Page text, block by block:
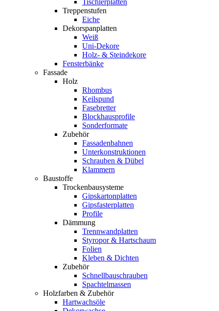
Treppenstufen
Eiche
Dekorspanplatten
Weiß
Uni-Dekore
Holz- & Steindekore
Fensterbänke
Fassade
Holz
Rhombus
Keilspund
Fasebretter
Blockhausprofile
Sonderformate
Zubehör
Fassadenbahnen
Unterkonstruktionen
Schrauben & Dübel
Klammern
Baustoffe
Trockenbausysteme
Gipskartonplatten
Gipsfasterplatten
Profile
Dämmung
Trennwandplatten
Styropor & Hartschaum
Folien
Kleben & Dichten
Zubehör
Schnellbauschrauben
Spachtelmassen
Holzfarben & Zubehör
Hartwachsöle